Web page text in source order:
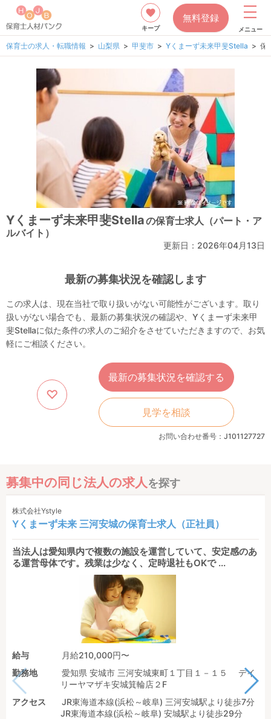
キープ
無料登録
メニュー
保育士の求人・転職情報 山梨県 甲斐市 Yくまーず未来甲斐Stella 保
Yくまーず未来甲斐Stellaの保育士求人（パート・ア
ルバイト）
更新日：2026年04月13日
最新の募集状況を確認します
この求人は、現在当社で取り扱いがない可能性がございます。取り
扱いがない場合でも、最新の募集状況の確認や、Yくまーず未来甲
斐Stellaに似た条件の求人のご紹介をさせていただきますので、お気
軽にご相談ください。
最新の募集状況を確認する
見学を相談
お問い合わせ番号：J101127727
募集中の同じ法人の求人を探す
株式会社Ystyle
Yくまーず未来 三河安城の保育士求人（正社員）
当法人は愛知県内で複数の施設を運営していて、安定感のあ
る運営母体です。残業は少なく、定時退社もOKで ...
給与
月給210,000円〜
勤務地
愛知県 安城市 三河安城東町１丁目１－１５ デイ
リーヤマザキ安城箕輪店２F
アクセス
JR東海道本線(浜松～岐阜) 三河安城駅より徒歩7分
JR東海道本線(浜松～岐阜) 安城駅より徒歩29分